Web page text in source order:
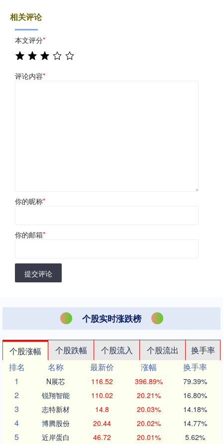
相关评论
本文评分*
评论内容*
你的昵称*
你的邮箱*
提交评论
个股实时涨跌榜
个股涨幅 个股跌幅 个股流入 个股流出
换手率
排名
名称 最新价 涨幅
换手率
1
N展芯 116.52 396.89% 79.39%
2 锐翔智能 110.02 20.21% 16.80%
3 志特新材 14.8 20.03% 14.18%
4 博腾股份 20.44 20.02% 14.77%
5 近岸蛋白 46.72 20.01% 5.62%